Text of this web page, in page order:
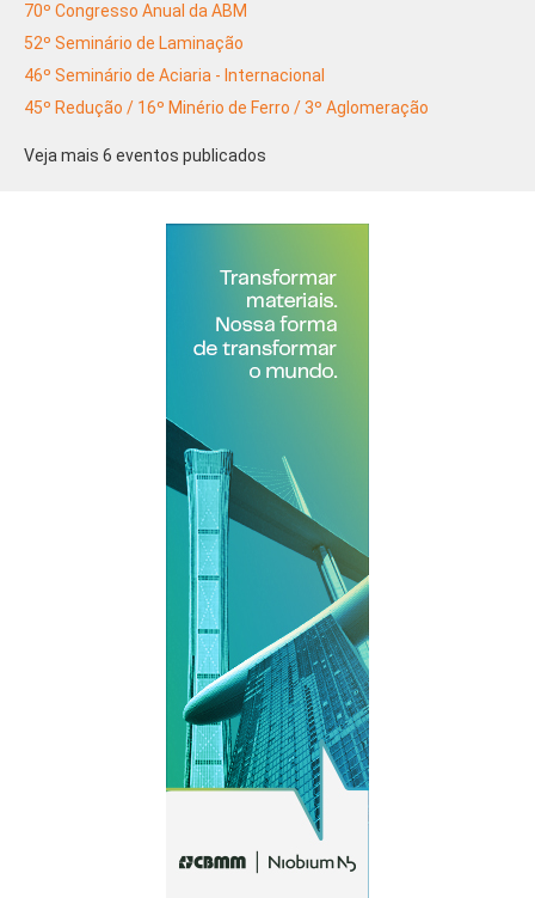
70º Congresso Anual da ABM
52º Seminário de Laminação
46º Seminário de Aciaria - Internacional
45º Redução / 16º Minério de Ferro / 3º Aglomeração
Veja mais 6 eventos publicados